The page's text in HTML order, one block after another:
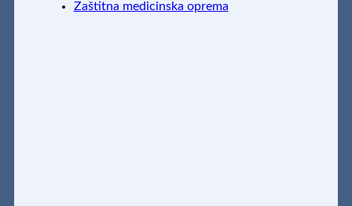
Zaštitna medicinska oprema